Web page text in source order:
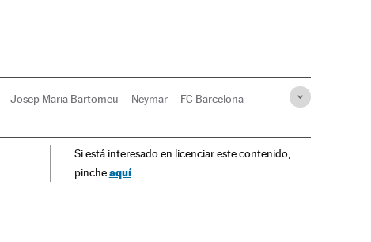
Josep Maria Bartomeu Neymar FC Barcelona
Delitos Esportes Justiça
Si está interesado en licenciar este contenido,
pincheaquí